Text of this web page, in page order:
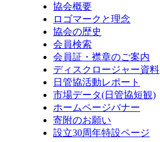
協会概要
ロゴマークと理念
協会の歴史
会員検索
会員証・襟章のご案内
ディスクロージャー資料
日管協活動レポート
市場データ(日管協短観)
ホームページバナー
寄附のお願い
設立30周年特設ページ